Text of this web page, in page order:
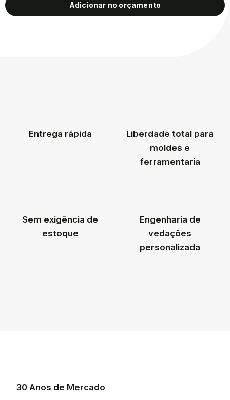
Adicionar no orçamento
Entrega rápida
Liberdade total para
moldes e
ferramentaria
Sem exigência de
estoque
Engenharia de
vedações
personalizada
30 Anos de Mercado